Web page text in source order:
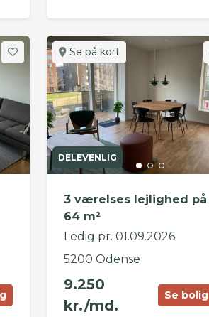
Se på kort
DELEVENLIG
3 værelses lejlighed på
64 m²
Ledig pr. 01.09.2026
5200 Odense
9.250
kr./md.
Se bolig